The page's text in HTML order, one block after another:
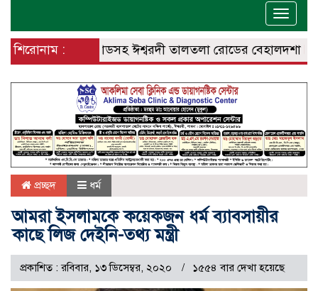
Toggle
শিরোনাম :
– বানেশ্বর রোডসহ ঈশ্বরদী তালতলা রোডের বেহালদশা
প্রচ্ছদ ধর্ম
আমরা ইসলামকে কয়েকজন ধর্ম ব্যাবসায়ীর
কাছে লিজ দেইনি-তথ্য মন্ত্রী
প্রকাশিত : রবিবার, ১৩ ডিসেম্বর, ২০২০ ১৫৫৪ বার দেখা হয়েছে